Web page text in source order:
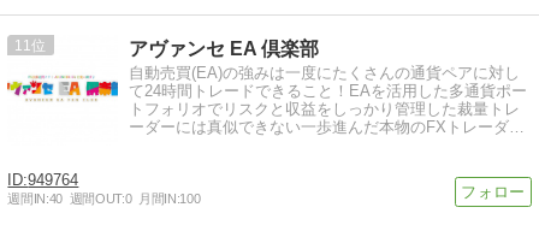
11 アヴァンセ EA 倶楽部
自動売買(EA)の強みは一度にたくさんの通貨ペアに対し
て24時間トレードできること！EAを活用した多通貨ポー
トフォリオでリスクと収益をしっかり管理した裁量トレ
ーダーには真似できない一歩進んだ本物のFXトレーダー
949764
週間IN:40 週間OUT:0 月間IN:100